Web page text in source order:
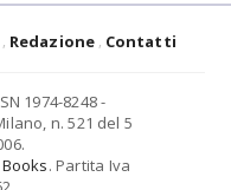
Redazione Contatti
1974-8248 -
n. 521 del 5
. Partita Iva